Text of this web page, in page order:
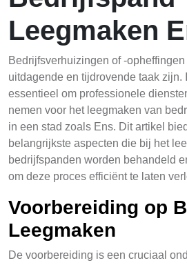
Leegmaken
Bedrijfsverhuizingen of -
uitdagende en tijdrovende taak zijn.
essentieel om professionele
nemen voor het leegmaken van
in een stad zoals Ens. Dit artikel
belangrijkste aspecten die bij het
bedrijfspanden worden behandeld
om deze proces efficiënt te laten
Voorbereiding op
Leegmaken
De voorbereiding is een cruciaal